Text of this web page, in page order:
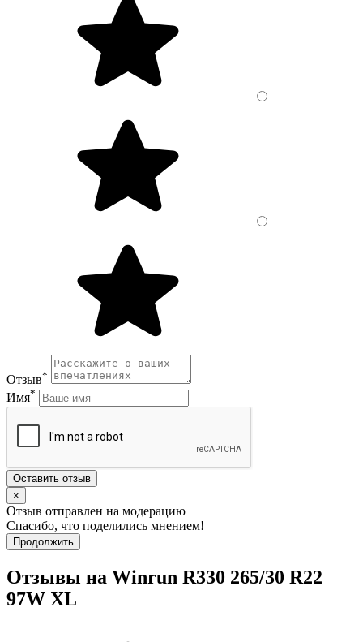
Отзыв*
Имя*
Оставить отзыв
×
Отзыв отправлен на модерацию
Спасибо, что поделились мнением!
Продолжить
Отзывы на Winrun R330 265/30 R22
97W XL